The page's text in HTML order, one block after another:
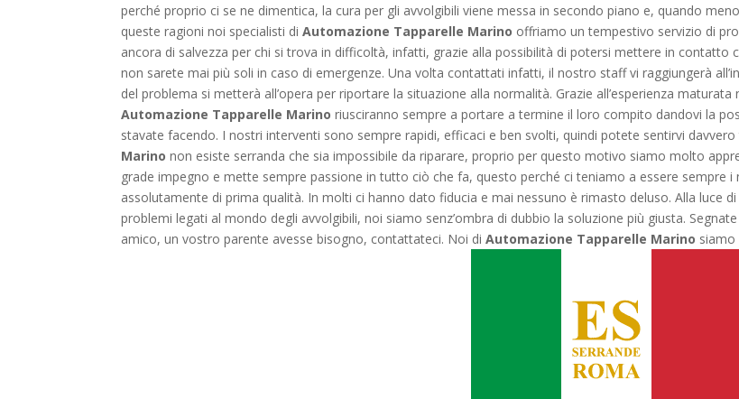
perché proprio ci se ne dimentica, la cura per gli avvolgibili viene messa in secondo piano e, quando
queste ragioni noi specialisti diAutomazione Tapparelle Marino offriamo un tempestivo servizio di
ancora di salvezza per chi si trova in difficoltà, infatti, grazie alla possibilità di potersi mettere in
non sarete mai più soli in caso di emergenze. Una volta contattati infatti, il nostro staff vi raggiungerà
del problema si metterà all’opera per riportare la situazione alla normalità. Grazie all’esperienza
Automazione Tapparelle Marino riusciranno sempre a portare a termine il loro compito dandovi la
stavate facendo. I nostri interventi sono sempre rapidi, efficaci e ben svolti, quindi potete sentirvi
Marino non esiste serranda che sia impossibile da riparare, proprio per questo motivo siamo molto
grade impegno e mette sempre passione in tutto ciò che fa, questo perché ci teniamo a essere sempre
assolutamente di prima qualità. In molti ci hanno dato fiducia e mai nessuno è rimasto deluso. Alla luce
problemi legati al mondo degli avvolgibili, noi siamo senz’ombra di dubbio la soluzione più giusta.
amico, un vostro parente avesse bisogno, contattateci. Noi diAutomazione Tapparelle Marino siamo